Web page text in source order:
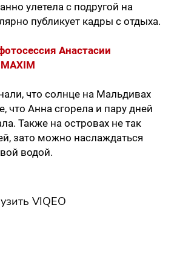
улетела с подругой на
публикует кадры с отдыха.
Анастасии
что солнце на Мальдивах
что Анна сгорела и пару дней
Также на островах не так
зато можно наслаждаться
водой.
VIQEO